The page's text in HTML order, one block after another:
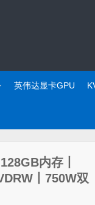
英伟达显卡GPU
内存丨
丨750W双